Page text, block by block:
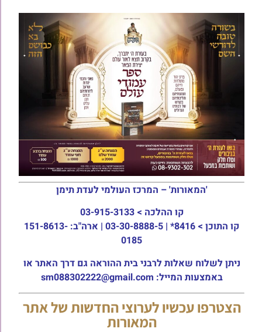
'המאורות' – המרכז העולמי לעדת תימן
קו ההלכה > 03-915-3133
קו התוכן >
8416* | 03-30-8888-5 | ארה"ב: 151-8613-
0185
ניתן לשלוח שאלות לרבני בית ההוראה גם דרך האתר או
באמצעות המייל: sm088302222@gmail.com
הצטרפו עכשיו לערוצי החדשות של אתר
המאורות